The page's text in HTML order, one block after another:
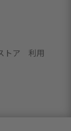
トア 利用